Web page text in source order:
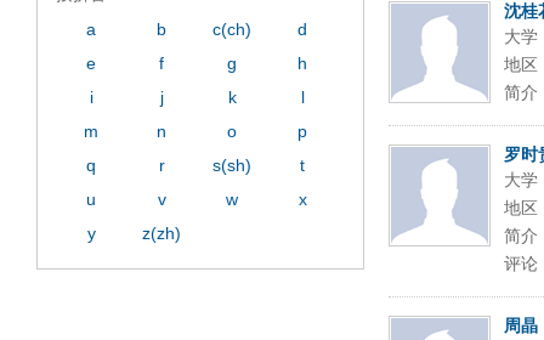
沈桂
大学
地区
简介
罗时
大学
地区
简介
评论
周晶
a
b c(ch)
d
e
f g
h
i
j k
l
m
n o
p
q
r s(sh)
t
u
v w
x
y
z(zh)